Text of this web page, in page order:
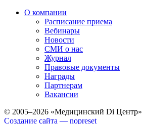
О компании
Расписание приема
Вебинары
Новости
СМИ о нас
Журнал
Правовые документы
Награды
Партнерам
Вакансии
© 2005–2026 «Медицинский Di Центр»
Создание сайта — nopreset